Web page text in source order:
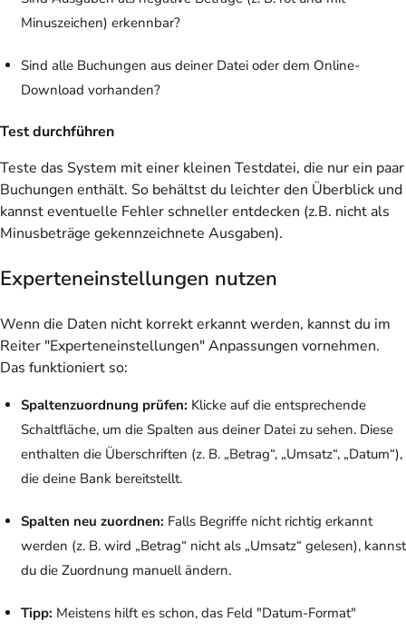
Minuszeichen) erkennbar?
Sind alle Buchungen aus deiner Datei oder dem Online-
Download vorhanden?
Test durchführen
Teste das System mit einer kleinen Testdatei, die nur ein paar
Buchungen enthält. So behältst du leichter den Überblick und
kannst eventuelle Fehler schneller entdecken (z.B. nicht als
Minusbeträge gekennzeichnete Ausgaben).
Experteneinstellungen nutzen
Wenn die Daten nicht korrekt erkannt werden, kannst du im
Reiter "Experteneinstellungen" Anpassungen vornehmen.
Das funktioniert so:
Spaltenzuordnung prüfen: Klicke auf die entsprechende
Schaltfläche, um die Spalten aus deiner Datei zu sehen. Diese
enthalten die Überschriften (z. B. „Betrag“, „Umsatz“, „Datum“),
die deine Bank bereitstellt.
Spalten neu zuordnen: Falls Begriffe nicht richtig erkannt
werden (z. B. wird „Betrag“ nicht als „Umsatz“ gelesen), kannst
du die Zuordnung manuell ändern.
Tipp: Meistens hilft es schon, das Feld "Datum-Format"